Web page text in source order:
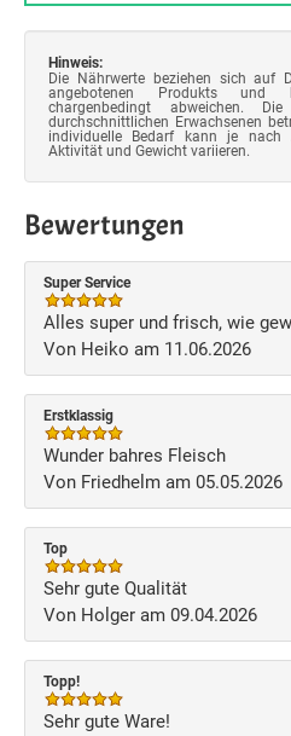
Hinweis:
Die Nährwerte beziehen sich auf
angebotenen Produkts und
chargenbedingt abweichen.
durchschnittlichen Erwachsenen
individuelle Bedarf kann je nach
Aktivität und Gewicht variieren.
Bewertungen
Super Service
Alles super und frisch, wie
Von Heiko am 11.06.2026
Erstklassig
Wunder bahres Fleisch
Von Friedhelm am 05.05.2026
Top
Sehr gute Qualität
Von Holger am 09.04.2026
Topp!
Sehr gute Ware!